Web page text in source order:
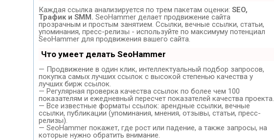
Каждая ссылка анализируется по трем пакетам оценки: SEO,
Трафик и SMM. SeoHammer делает продвижение сайта
прозрачным и простым занятием. Ссылки, вечные ссылки, статьи,
упоминания, пресс-релизы - используйте по максимуму потенциал
SeoHammer для продвижения вашего сайта.
Что умеет делать SeoHammer
— Продвижение в один клик, интеллектуальный подбор запросов,
покупка самых лучших ссылок с высокой степенью качества у
лучших бирж ссылок.
— Регулярная проверка качества ссылок по более чем 100
показателям и ежедневный пересчет показателей качества проекта.
— Все известные форматы ссылок: арендные ссылки, вечные
ссылки, публикации (упоминания, мнения, отзывы, статьи, пресс-
релизы).
— SeoHammer покажет, где рост или падение, а также запросы, на
которые нужно обратить внимание.